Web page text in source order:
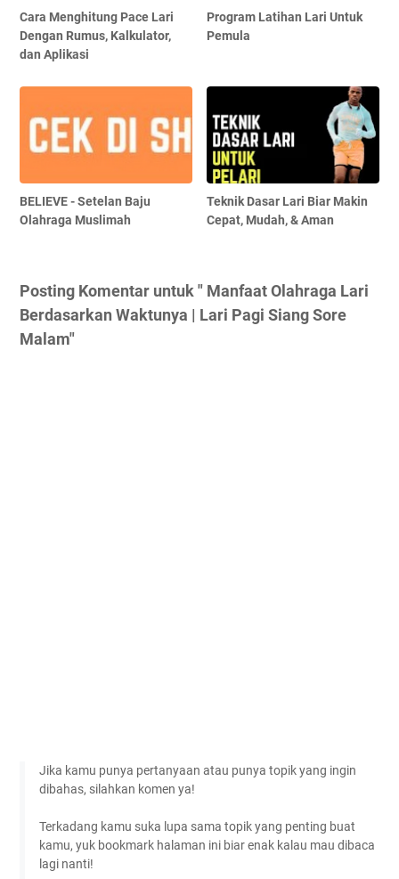
Cara Menghitung Pace Lari
Dengan Rumus, Kalkulator,
dan Aplikasi
Program Latihan Lari Untuk
Pemula
BELIEVE - Setelan Baju
Olahraga Muslimah
Teknik Dasar Lari Biar Makin
Cepat, Mudah, & Aman
Posting Komentar untuk " Manfaat Olahraga Lari
Berdasarkan Waktunya | Lari Pagi Siang Sore
Malam"
Jika kamu punya pertanyaan atau punya topik yang ingin
dibahas, silahkan komen ya!
Terkadang kamu suka lupa sama topik yang penting buat
kamu, yuk bookmark halaman ini biar enak kalau mau dibaca
lagi nanti!